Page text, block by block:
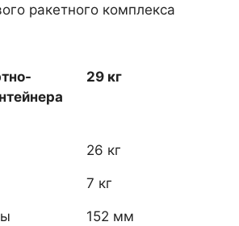
ракетного комплекса
29 кг
26 кг
7 кг
152 мм